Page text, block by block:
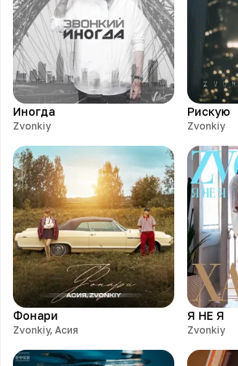
Иногда
Zvonkiy
Рискую
Zvonkiy
Фонари
Zvonkiy, Асия
Я НЕ Я
Zvonkiy